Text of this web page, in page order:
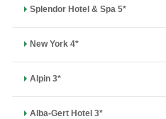
Splendor Hotel & Spa 5*
New York 4*
Alpin 3*
Alba-Gert Hotel 3*